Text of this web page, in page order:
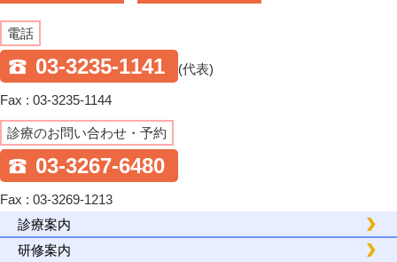
電話
03-3235-1141 (代表)
Fax : 03-3235-1144
診療のお問い合わせ・予約
03-3267-6480
Fax : 03-3269-1213
診療案内
研修案内